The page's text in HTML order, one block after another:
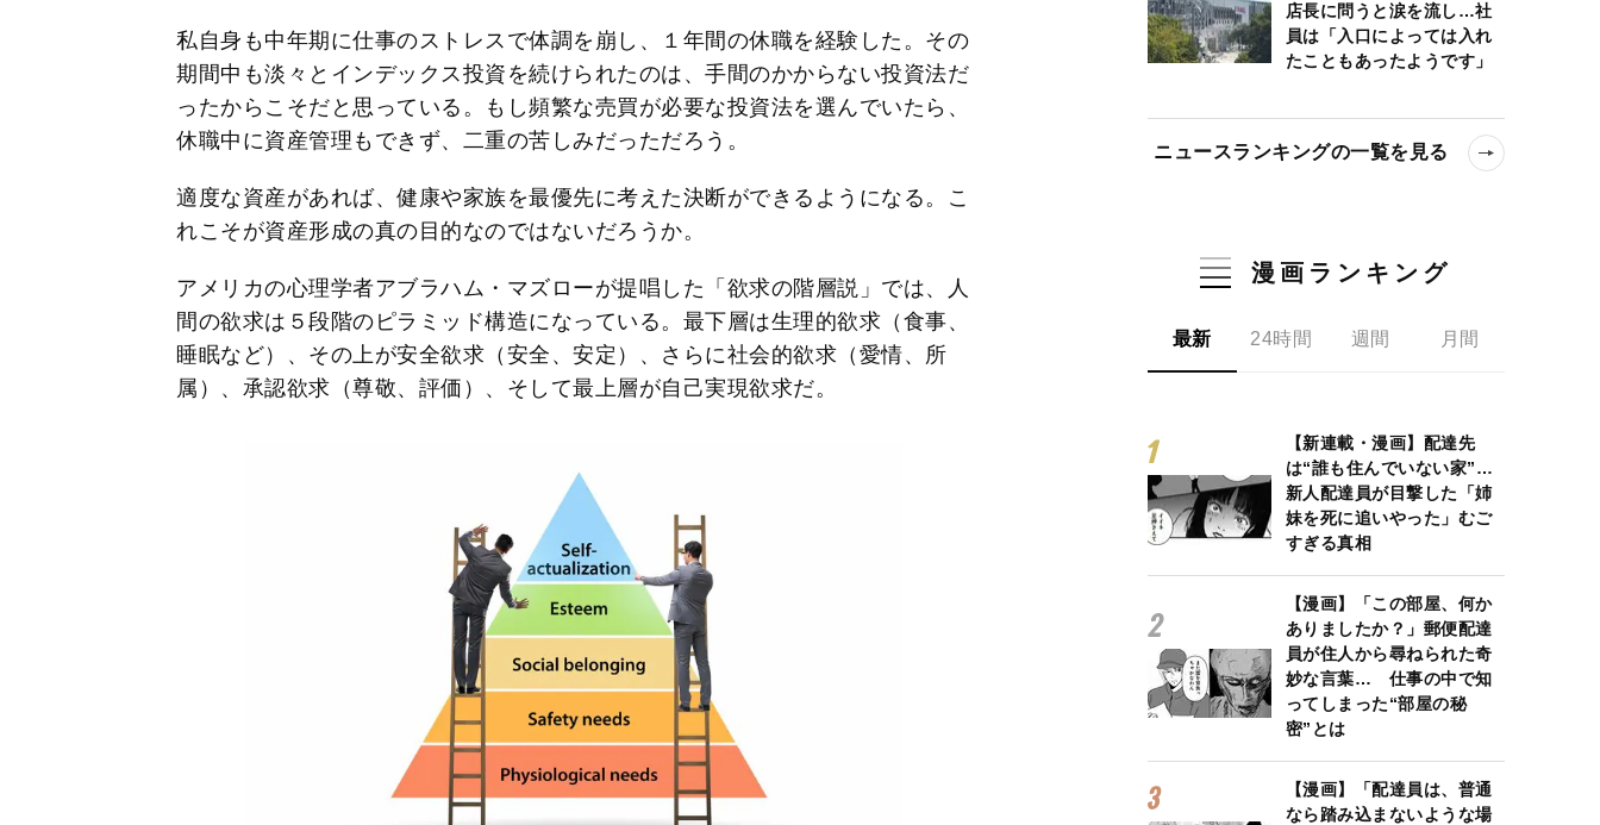
私自身も中年期に仕事のストレスで体調を崩し、１年間の休職を経験した。その
期間中も淡々とインデックス投資を続けられたのは、手間のかからない投資法だ
ったからこそだと思っている。もし頻繁な売買が必要な投資法を選んでいたら、
休職中に資産管理もできず、二重の苦しみだっただろう。
適度な資産があれば、健康や家族を最優先に考えた決断ができるようになる。こ
れこそが資産形成の真の目的なのではないだろうか。
アメリカの心理学者アブラハム・マズローが提唱した「欲求の階層説」では、人
間の欲求は５段階のピラミッド構造になっている。最下層は生理的欲求（食事、
睡眠など）、その上が安全欲求（安全、安定）、さらに社会的欲求（愛情、所
属）、承認欲求（尊敬、評価）、そして最上層が自己実現欲求だ。
店長に問うと涙を流し…社
員は「入口によっては入れ
たこともあったようです」
ニュースランキングの一覧を見る
漫画ランキング
最新 24時間 週間 月間
【新連載・漫画】配達先
は“誰も住んでいない家”…
新人配達員が目撃した「姉
妹を死に追いやった」むご
すぎる真相
【漫画】「この部屋、何か
ありましたか？」郵便配達
員が住人から尋ねられた奇
妙な言葉… 仕事の中で知
ってしまった“部屋の秘
密”とは
【漫画】「配達員は、普通
なら踏み込まないような場